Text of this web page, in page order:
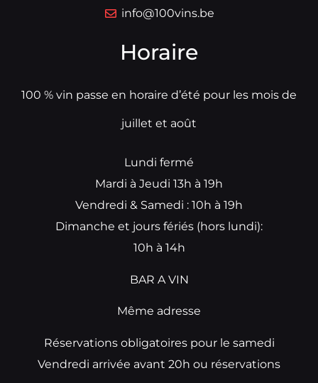
info@100vins.be
Horaire
100 % vin passe en horaire d’été pour les mois de
juillet et août
Lundi fermé
Mardi à Jeudi 13h à 19h
Vendredi & Samedi : 10h à 19h
Dimanche et jours fériés (hors lundi):
10h à 14h
BAR A VIN
Même adresse
Réservations obligatoires pour le samedi
Vendredi arrivée avant 20h ou réservations